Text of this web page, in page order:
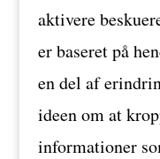
aktivere
er baseret på
en del af
ideen om at
informationer